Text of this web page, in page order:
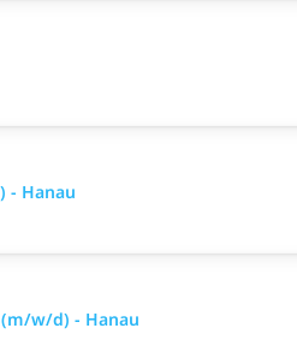
- Hanau
w/d) - Hanau